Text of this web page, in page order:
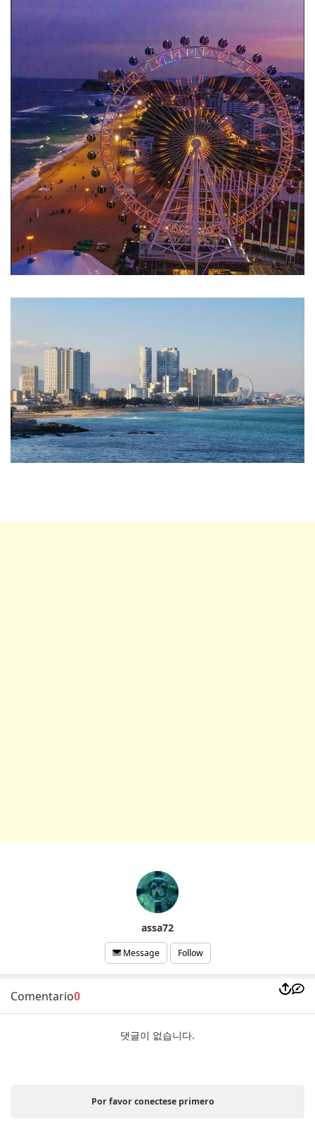
assa72
Message Follow
Comentario0
댓글이 없습니다.
Por favor conectese primero